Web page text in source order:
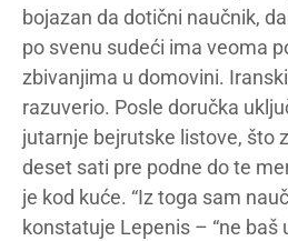
bojazan da dotični naučnik,
po svenu sudeći ima veoma
zbivanjima u domovini.
razuverio. Posle doručka
jutarnje bejrutske listove, što
deset sati pre podne do te
je kod kuće. “Iz toga sam
konstatuje Lepenis – “ne baš